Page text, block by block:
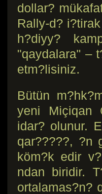
dollar?
Rally-d?
h?diyy?
"qaydalara" –
etm?lisiniz.
Bütün
yeni Miçiqan
idar? olunur.
qar?????, ?n
köm?k edir
ndan biridir.
ortalamas?n?